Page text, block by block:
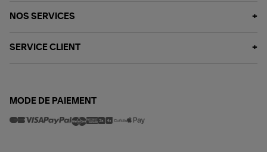
NOS SERVICES
SERVICE CLIENT
MODE DE PAIEMENT